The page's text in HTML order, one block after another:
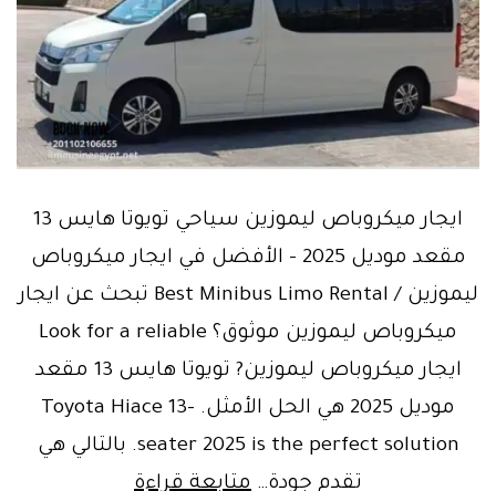
ايجار ميكروباص ليموزين سياحي تويوتا هايس 13
مقعد موديل 2025 – الأفضل في ايجار ميكروباص
ليموزين / Best Minibus Limo Rental تبحث عن ايجار
ميكروباص ليموزين موثوق؟ Look for a reliable
ايجار ميكروباص ليموزين? تويوتا هايس 13 مقعد
موديل 2025 هي الحل الأمثل. Toyota Hiace 13-
seater 2025 is the perfect solution. بالتالي هي
تقدم جودة… متابعة قراءةBook